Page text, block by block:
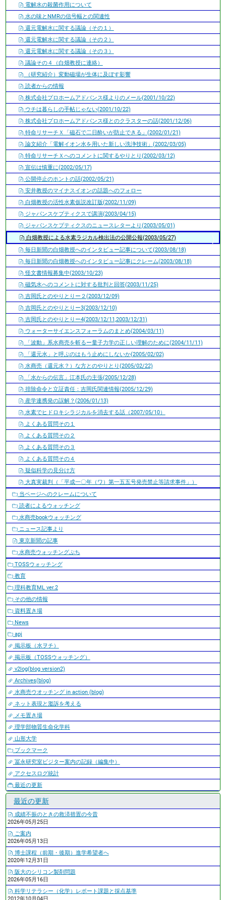
電解水の殺菌作用について
水の味とNMRの信号幅との関連性
還元電解水に関する議論（その１）
還元電解水に関する議論（その２）
還元電解水に関する議論（その３）
議論その４（白畑教授に連絡）
（研究紹介）変動磁場が生体に及ぼす影響
読者からの情報
株式会社プロホームアドバンス様よりのメール(2001/10/22)
ウチは暮らしの手帖じゃない(2001/10/22)
株式会社プロホームアドバンス様とのクラスターの話(2001/12/06)
特命リサーチＸ「磁石で二日酔いが防止できる」(2002/01/21)
論文紹介「電解イオン水を用いた新しい洗浄技術」(2002/03/05)
特命リサーチＸへのコメントに関するやりとり(2002/03/12)
宣伝は慎重に(2002/05/17)
公開停止のホントの話(2002/05/21)
安井教授のマイナスイオンの話題へのフォロー
白畑教授の活性水素仮説改訂版(2002/11/09)
ジャパンスケプティクスで講演(2003/04/15)
ジャパンスケプティクスのニュースレターより(2003/05/01)
白畑教授による水素ラジカル検出法の公開公報(2003/05/27)
毎日新聞の白畑教授へのインタビュー記事について(2003/08/18)
毎日新聞の白畑教授へのインタビュー記事にクレーム(2003/08/18)
怪文書情報募集中(2003/10/23)
磁気水へのコメントに対する批判と回答(2003/11/25)
吉岡氏とのやりとりー２(2003/12/09)
吉岡氏とのやりとりー3(2003/12/10)
吉岡氏とのやりとりー4(2003/12/11,2003/12/31)
ウォーターサイエンスフォーラムのまとめ(2004/03/11)
「波動」系水商売を斬るー量子力学の正しい理解のために(2004/11/11)
「還元水」と呼ぶのはもう止めにしないか(2005/02/02)
水商売（還元水？）な方とのやりとり(2005/02/22)
「水からの伝言」江本氏の主張(2005/12/28)
排除命令と立証責任：吉岡氏関連情報(2005/12/29)
産学連携発の誤解？(2006/01/13)
水素でヒドロキシラジカルを消去する話（2007/05/10）
よくある質問その１
よくある質問その２
よくある質問その３
よくある質問その４
疑似科学の見分け方
大真実裁判（「平成一〇年（ワ）第一五五号発売禁止等請求事件」）
当ページへのクレームについて
読者によるウォッチング
水商売bookウォッチング
ニュース記事より
東京新聞の記事
水商売ウォッチングぷち
TOSSウォッチング
教育
理科教育ML ver.2
その他の情報
資料置き場
News
apj
掲示板（水ヲチ）
掲示板（TOSSウォッチング）
v2log(blog version2)
Archives(blog)
水商売ウオッチング in action (blog)
ネット表現と濫訴を考える
メモ置き場
理学部物質生命化学科
山形大学
ブックマーク
冨永研究室ビジター案内の記録（編集中）
アクセスログ統計
最近の更新
最近の更新
成績不振のときの救済措置の今昔
2026年05月25日
ご案内
2026年05月13日
博士課程（前期・後期）進学希望者へ
2020年12月31日
阪大のシリコン製剤問題
2026年05月16日
科学リテラシー（化学）レポート課題と採点基準